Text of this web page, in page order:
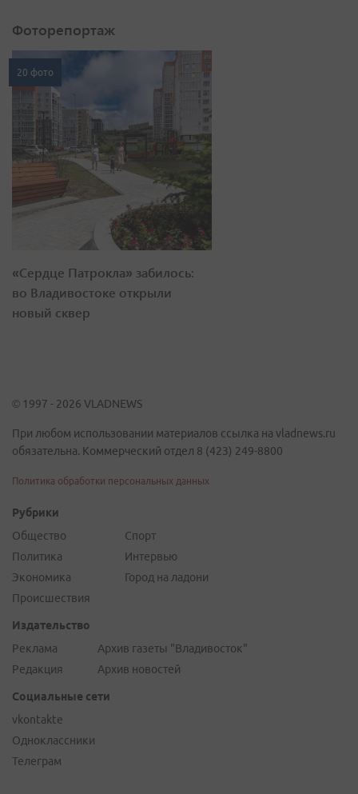
Фоторепортаж
20 фото
«Сердце Патрокла» забилось:
во Владивостоке открыли
новый сквер
© 1997 - 2026 VLADNEWS
При любом использовании материалов ссылка на vladnews.ru
обязательна. Коммерческий отдел 8 (423) 249-8800
Политика обработки персональных данных
Рубрики
Общество
Политика
Экономика
Происшествия
Спорт
Интервью
Город на ладони
Издательство
Реклама
Редакция
Архив газеты "Владивосток"
Архив новостей
Социальные сети
vkontakte
Одноклассники
Телеграм